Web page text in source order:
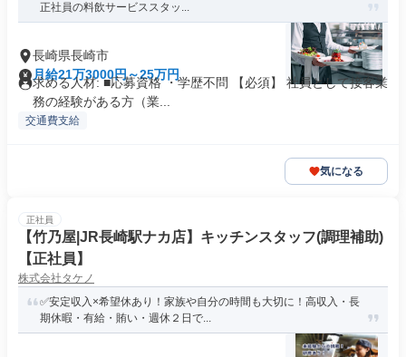
正社員の料飲サービススタッ...
長崎県長崎市
月給21万3000円～25万円
求める人材: ■応募資格 ・学歴不問 【必須】 社員として接客業
務の経験がある方（業...
交通費支給
気になる
正社員
【竹乃屋|JR長崎駅ナカ店】キッチンスタッフ(調理補助)
【正社員】
株式会社タケノ
✅安定収入×希望休あり！家族や自分の時間も大切に！高収入・長
期休暇・有給・賄い・週休２日で...